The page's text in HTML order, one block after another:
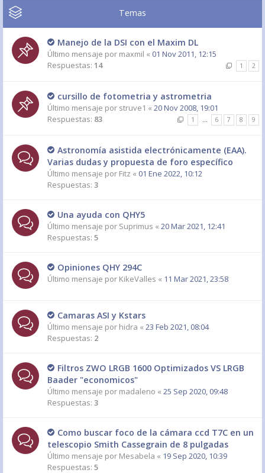
Temas
Manejo de la DSI con el Maxim DL
Último mensaje por maxmil « 01 Nov 2011, 12:15
Respuestas: 14 1 2
cursillo de fotometria y astrometria
Último mensaje por struve1 « 20 Nov 2008, 19:01
Respuestas: 83 1 … 6 7 8 9
Astronomía asistida electrónicamente (EAA).
Varias dudas y propuesta de foro específico
Último mensaje por Fitz « 01 Ene 2022, 10:12
Respuestas: 3
Una ayuda con QHY5
Último mensaje por Suprimus « 20 Mar 2021, 12:41
Respuestas: 5
Opiniones QHY 294C
Último mensaje por KikeValles « 11 Mar 2021, 23:58
Camaras ASI y Kstars
Último mensaje por hidra « 23 Feb 2021, 08:04
Respuestas: 2
Filtros ZWO LRGB 1600 Optimizados VS LRGB
Baader "economicos"
Último mensaje por madaleno « 25 Sep 2020, 09:48
Respuestas: 3
Como buscar foco de la cámara ccd T7C en un
telescopio Smith Cassegrain de 8 pulgadas
Último mensaje por Mesabela « 19 Sep 2020, 10:39
Respuestas: 5